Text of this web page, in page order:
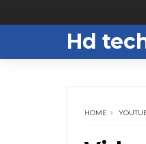
Hd
HOME